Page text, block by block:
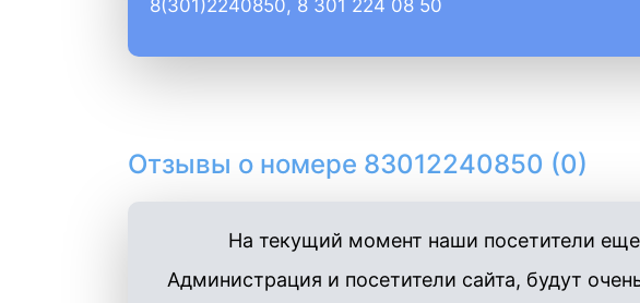
8(301)2240850, 8 301 224 08 50
Отзывы о номере 83012240850 (0)
На текущий момент наши посетители
Администрация и посетители сайта, будут